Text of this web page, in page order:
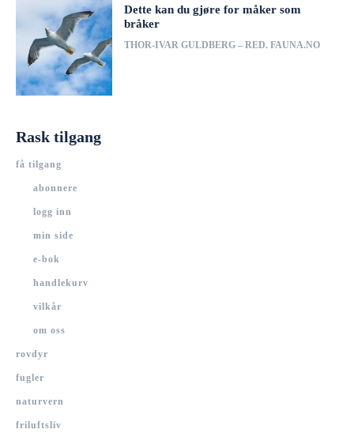
Dette kan du gjøre for måker som
bråker
THOR-IVAR GULDBERG – RED. FAUNA.NO
Rask tilgang
få tilgang
abonnere
logg inn
min side
e-bok
handlekurv
vilkår
om oss
rovdyr
fugler
naturvern
friluftsliv